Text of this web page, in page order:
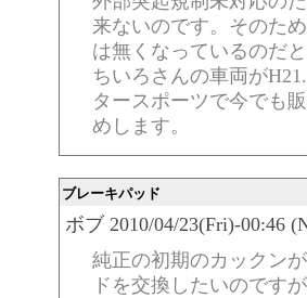
来ないのです。そのた
は無くなっているのだ
ちいろさんの車両が
タースポーツで今でも
めします。
ブレーキパッド
ボブ 2010/04/23(Fri)-00:46
純正の初期のカックン
ドを交換したいのです